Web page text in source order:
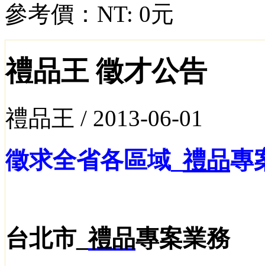
參考價： NT: 0元
禮品王 徵才公告
禮品王 / 2013-06-01
徵求全省各區域_禮品專
台北市_禮品專案業務